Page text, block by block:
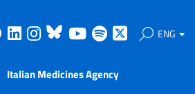
Facebook
Linkedin
Instagram
Bluesky
Youtube
Spotify ENG
Italian Medicines Agency